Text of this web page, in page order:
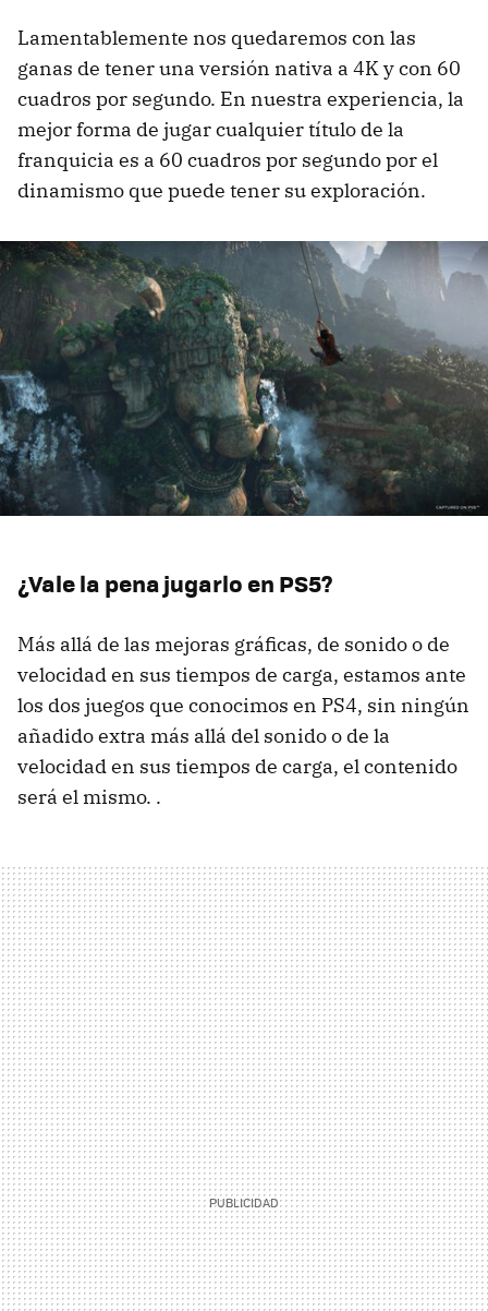
Lamentablemente nos quedaremos con las
ganas de tener una versión nativa a 4K y con 60
cuadros por segundo. En nuestra experiencia, la
mejor forma de jugar cualquier título de la
franquicia es a 60 cuadros por segundo por el
dinamismo que puede tener su exploración.
¿Vale la pena jugarlo en PS5?
Más allá de las mejoras gráficas, de sonido o de
velocidad en sus tiempos de carga, estamos ante
los dos juegos que conocimos en PS4, sin ningún
añadido extra más allá del sonido o de la
velocidad en sus tiempos de carga, el contenido
será el mismo. .